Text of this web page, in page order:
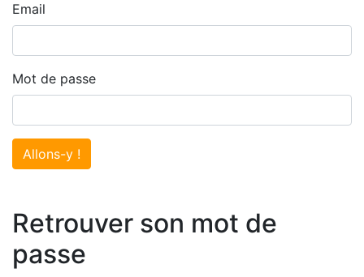
Email
Mot de passe
Allons-y !
Retrouver son mot de
passe